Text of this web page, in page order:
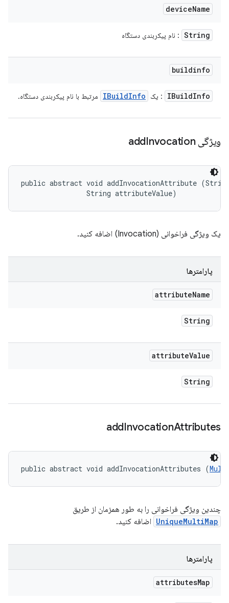
deviceName
String : نام پیکربندی دستگاه
buildinfo
IBuildInfo : یک IBuildInfo مرتبط با نام پیکربندی دستگاه.
ویژگی addInvocation
public abstract void addInvocationAttribute
                String attributeValue)
یک ویژگی فراخوانی (Invocation) اضافه کنید.
پارامترها
attributeName
String
attributeValue
String
addInvocationAttributes
public abstract void addInvocationAttributes (
چندین ویژگی فراخوانی را به طور همزمان از طریق
UniqueMultiMap اضافه کنید.
پارامترها
attributesMap